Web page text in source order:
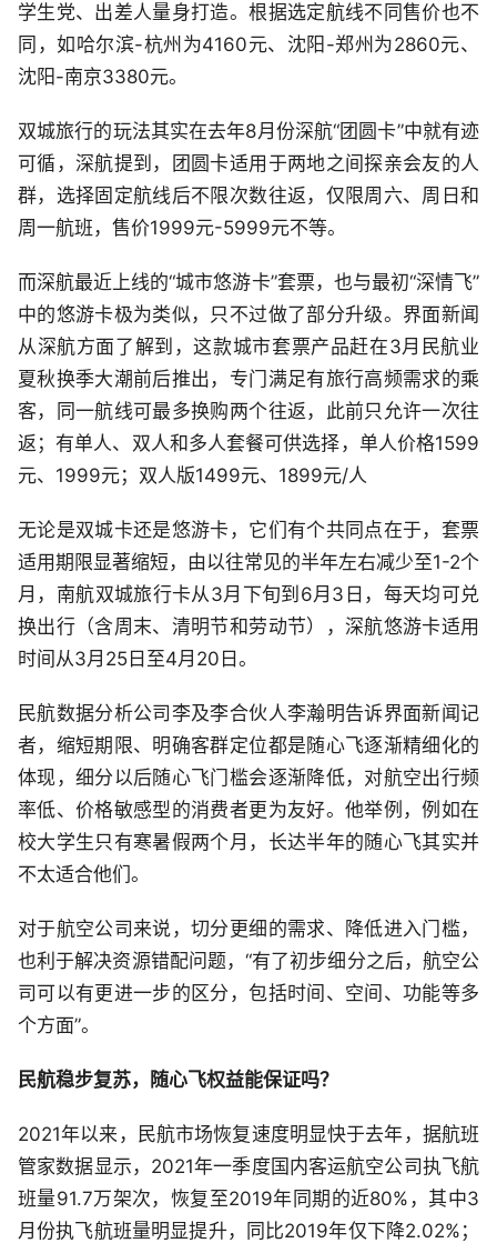
学生党、出差人量身打造。根据选定航线不同售价也不
同，如哈尔滨-杭州为4160元、沈阳-郑州为2860元、
沈阳-南京3380元。
双城旅行的玩法其实在去年8月份深航“团圆卡”中就有迹
可循，深航提到，团圆卡适用于两地之间探亲会友的人
群，选择固定航线后不限次数往返，仅限周六、周日和
周一航班，售价1999元-5999元不等。
而深航最近上线的“城市悠游卡”套票，也与最初“深情飞”
中的悠游卡极为类似，只不过做了部分升级。界面新闻
从深航方面了解到，这款城市套票产品赶在3月民航业
夏秋换季大潮前后推出，专门满足有旅行高频需求的乘
客，同一航线可最多换购两个往返，此前只允许一次往
返；有单人、双人和多人套餐可供选择，单人价格1599
元、1999元；双人版1499元、1899元/人
无论是双城卡还是悠游卡，它们有个共同点在于，套票
适用期限显著缩短，由以往常见的半年左右减少至1-2个
月，南航双城旅行卡从3月下旬到6月3日，每天均可兑
换出行（含周末、清明节和劳动节），深航悠游卡适用
时间从3月25日至4月20日。
民航数据分析公司李及李合伙人李瀚明告诉界面新闻记
者，缩短期限、明确客群定位都是随心飞逐渐精细化的
体现，细分以后随心飞门槛会逐渐降低，对航空出行频
率低、价格敏感型的消费者更为友好。他举例，例如在
校大学生只有寒暑假两个月，长达半年的随心飞其实并
不太适合他们。
对于航空公司来说，切分更细的需求、降低进入门槛，
也利于解决资源错配问题，“有了初步细分之后，航空公
司可以有更进一步的区分，包括时间、空间、功能等多
个方面”。
民航稳步复苏，随心飞权益能保证吗？
2021年以来，民航市场恢复速度明显快于去年，据航班
管家数据显示，2021年一季度国内客运航空公司执飞航
班量91.7万架次，恢复至2019年同期的近80%，其中3
月份执飞航班量明显提升，同比2019年仅下降2.02%；